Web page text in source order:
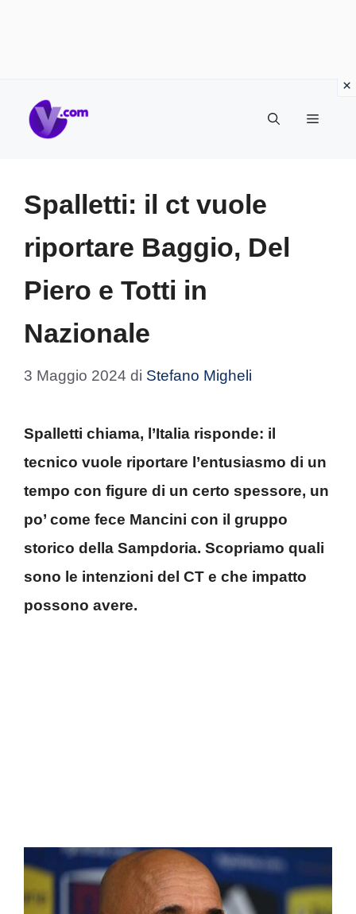
Menu
Spalletti: il ct vuole
riportare Baggio, Del
Piero e Totti in
Nazionale
3 Maggio 2024 di Stefano Migheli
Spalletti chiama, l’Italia risponde: il
tecnico vuole riportare l’entusiasmo di un
tempo con figure di un certo spessore, un
po’ come fece Mancini con il gruppo
storico della Sampdoria. Scopriamo quali
sono le intenzioni del CT e che impatto
possono avere.